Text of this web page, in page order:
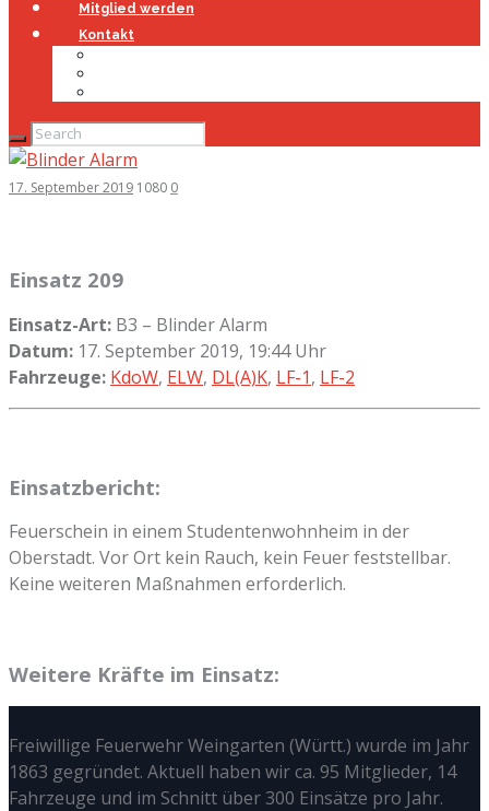
Mitglied werden
Kontakt
17. September 2019 1080 0
Einsatz 209
Einsatz-Art: B3 – Blinder Alarm
Datum: 17. September 2019, 19:44 Uhr
Fahrzeuge: KdoW, ELW, DL(A)K, LF-1, LF-2
Einsatzbericht:
Feuerschein in einem Studentenwohnheim in der
Oberstadt. Vor Ort kein Rauch, kein Feuer feststellbar.
Keine weiteren Maßnahmen erforderlich.
Weitere Kräfte im Einsatz:
Freiwillige Feuerwehr Weingarten (Württ.) wurde im Jahr
1863 gegründet. Aktuell haben wir ca. 95 Mitglieder, 14
Fahrzeuge und im Schnitt über 300 Einsätze pro Jahr.